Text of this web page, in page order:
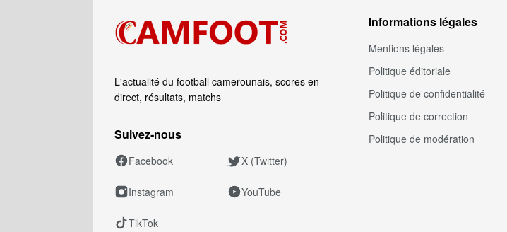
L'actualité du football camerounais, scores en
direct, résultats, matchs
Suivez‑nous
Facebook X (Twitter)
Instagram YouTube
TikTok
Informations légales
Mentions légales
Politique éditoriale
Politique de confidentialité
Politique de correction
Politique de modération